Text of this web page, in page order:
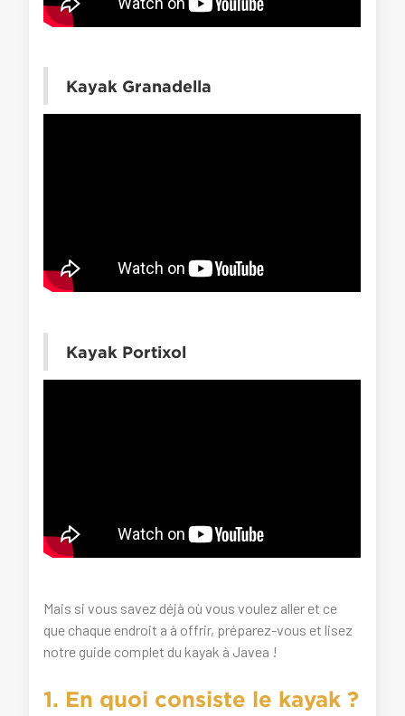
Kayak Granadella
Kayak Portixol
Mais si vous savez déjà où vous voulez aller et ce
que chaque endroit a à offrir, préparez-vous et lisez
notre guide complet du kayak à Javea !
1. En quoi consiste le kayak ?